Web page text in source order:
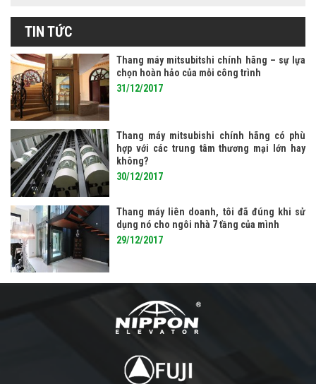
TIN TỨC
Thang máy mitsubitshi chính hãng – sự lựa
chọn hoàn hảo của mỗi công trình
31/12/2017
Thang máy mitsubishi chính hãng có phù
hợp với các trung tâm thương mại lớn hay
không?
30/12/2017
Thang máy liên doanh, tôi đã đúng khi sử
dụng nó cho ngôi nhà 7 tầng của mình
29/12/2017